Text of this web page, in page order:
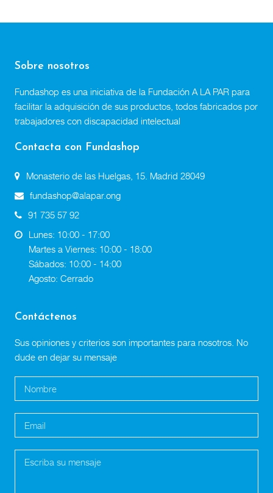
Sobre nosotros
Fundashop es una iniciativa de la Fundación A LA PAR para
facilitar la adquisición de sus productos, todos fabricados por
trabajadores con discapacidad intelectual
Contacta con Fundashop
Monasterio de las Huelgas, 15. Madrid 28049
fundashop@alapar.ong
91 735 57 92
Lunes: 10:00 - 17:00
Martes a Viernes: 10:00 - 18:00
Sábados: 10:00 - 14:00
Agosto: Cerrado
Contáctenos
Sus opiniones y criterios son importantes para nosotros. No
dude en dejar su mensaje